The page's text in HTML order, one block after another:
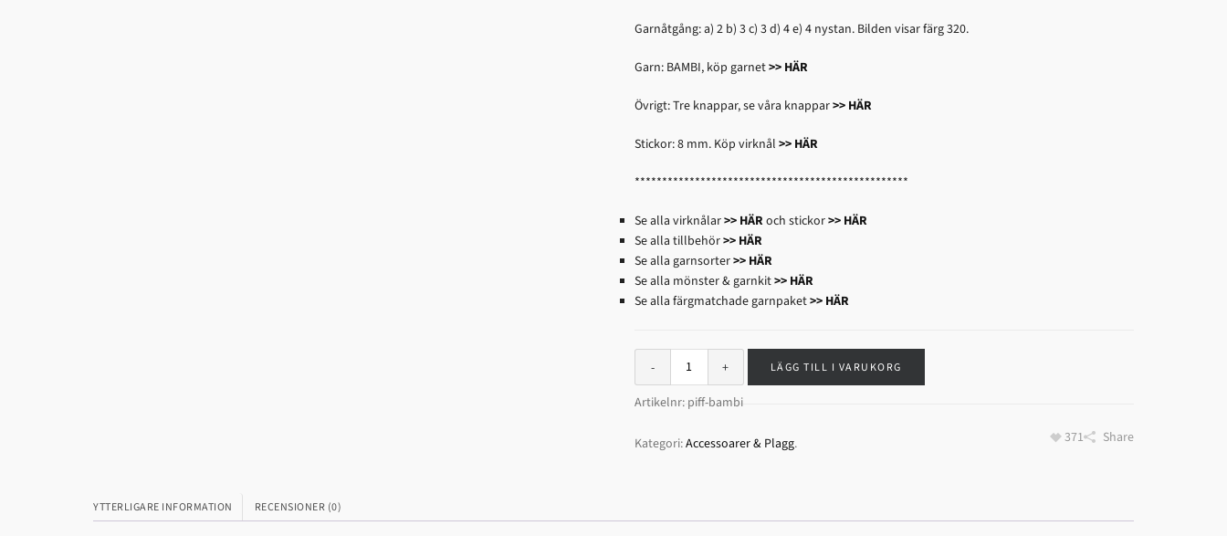
Garnåtgång: a) 2 b) 3 c) 3 d) 4 e) 4 nystan. Bilden visar färg 320.
Garn: BAMBI, köp garnet>> HÄR
Övrigt: Tre knappar, se våra knappar>> HÄR
Stickor: 8 mm. Köp virknål >> HÄR
**************************************************
Se alla virknålar>> HÄR och stickor>> HÄR
Se alla tillbehör>> HÄR
Se alla garnsorter>> HÄR
Se alla mönster & garnkit>> HÄR
Se alla färgmatchade garnpaket>> HÄR
LÄGG TILL I VARUKORG
Artikelnr: piff-bambi
Kategori:Accessoarer & Plagg. 371 Share
YTTERLIGARE INFORMATION RECENSIONER (0)